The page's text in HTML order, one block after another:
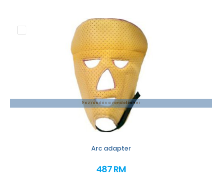
Hozzáadás a rendeléshez
Arc adapter
487 RM